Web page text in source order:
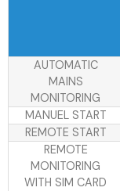
AUTOMATIC
MAINS
MONITORING
MANUEL START
REMOTE START
REMOTE
MONITORING
WITH SIM CARD